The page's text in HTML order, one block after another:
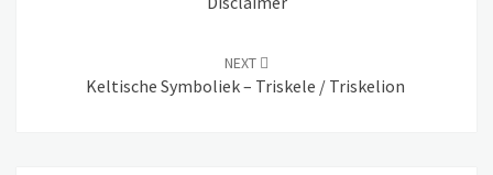
NEXT
Keltische Symboliek – Triskele / Triskelion